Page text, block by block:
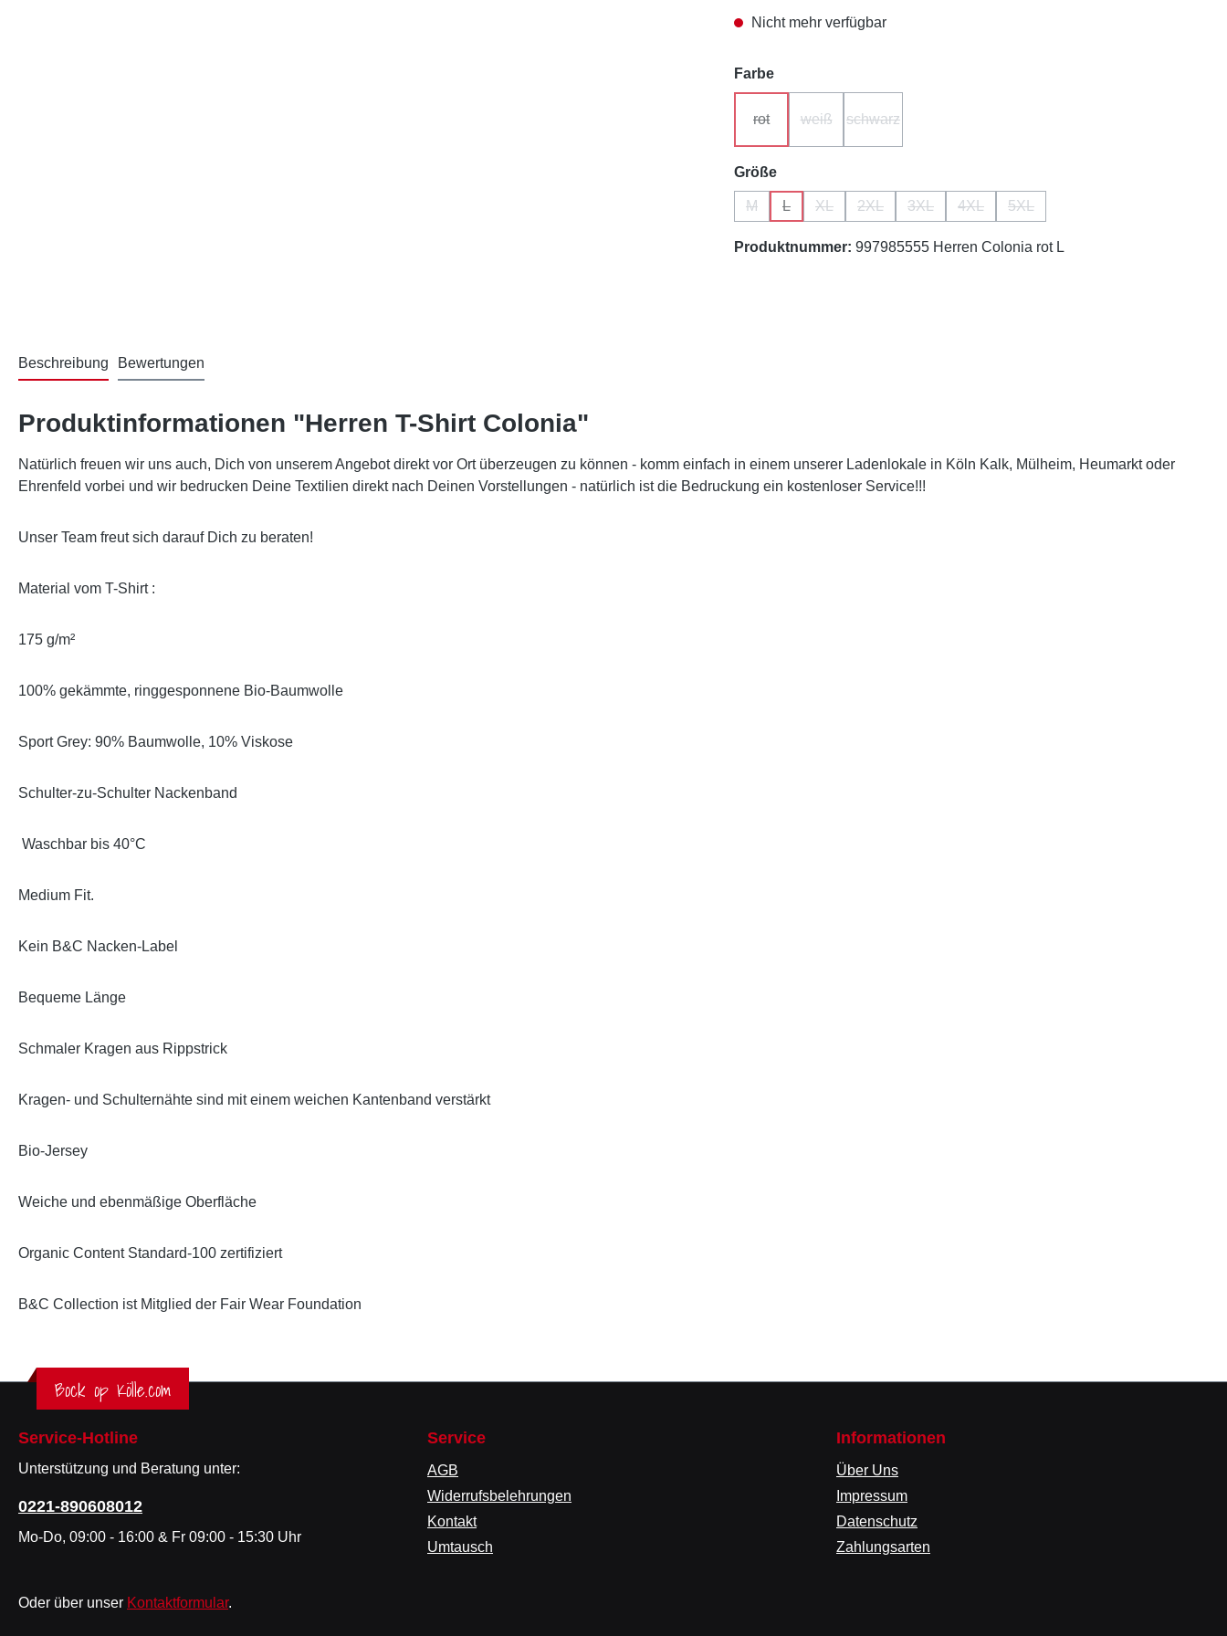
Nicht mehr verfügbar
Farbeauswählen
rot weiß schwarz
Größeauswählen
M
(Diese Option ist zurzeit nicht verfügbar.)
L
(Diese Option ist zurzeit nicht verfügbar.)
XL 2XL 3XL 4XL 5XL
Produktnummer: 997985555 Herren Colonia rot L
Beschreibung Bewertungen
Produktinformationen "Herren T-Shirt Colonia"
Natürlich freuen wir uns auch, Dich von unserem Angebot direkt vor Ort überzeugen zu können - komm einfach in einem unserer Ladenlokale in Köln Kalk, Mülheim, Heumarkt oder
Ehrenfeld vorbei und wir bedrucken Deine Textilien direkt nach Deinen Vorstellungen - natürlich ist die Bedruckung ein kostenloser Service!!!
Unser Team freut sich darauf Dich zu beraten!
Material vom T-Shirt :
175 g/m²
100% gekämmte, ringgesponnene Bio-Baumwolle
Sport Grey: 90% Baumwolle, 10% Viskose
Schulter-zu-Schulter Nackenband
Waschbar bis 40°C
Medium Fit.
Kein B&C Nacken-Label
Bequeme Länge
Schmaler Kragen aus Rippstrick
Kragen- und Schulternähte sind mit einem weichen Kantenband verstärkt
Bio-Jersey
Weiche und ebenmäßige Oberfläche
Organic Content Standard-100 zertifiziert
B&C Collection ist Mitglied der Fair Wear Foundation
Bock op Kölle.com
Service-Hotline
Unterstützung und Beratung unter:
0221-890608012
Mo-Do, 09:00 - 16:00 & Fr 09:00 - 15:30 Uhr
Oder über unser Kontaktformular.
Service
AGB
Widerrufsbelehrungen
Kontakt
Umtausch
Informationen
Über Uns
Impressum
Datenschutz
Zahlungsarten